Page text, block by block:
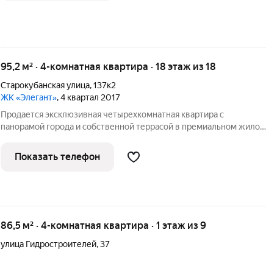
95,2 м² · 4-комнатная квартира · 18 этаж из 18
Старокубанская улица,137к2
ЖК «Элегант», 4 квартал 2017
Продается эксклюзивная четырехкомнатная квартира с
панорамой города и собственной террасой в премиальном жилом
абсолютную приватность и безупречный стиль. Личная терраса
43,5 кв.м на крыше для
Показать телефон
86,5 м² · 4-комнатная квартира · 1 этаж из 9
улица Гидростроителей,37